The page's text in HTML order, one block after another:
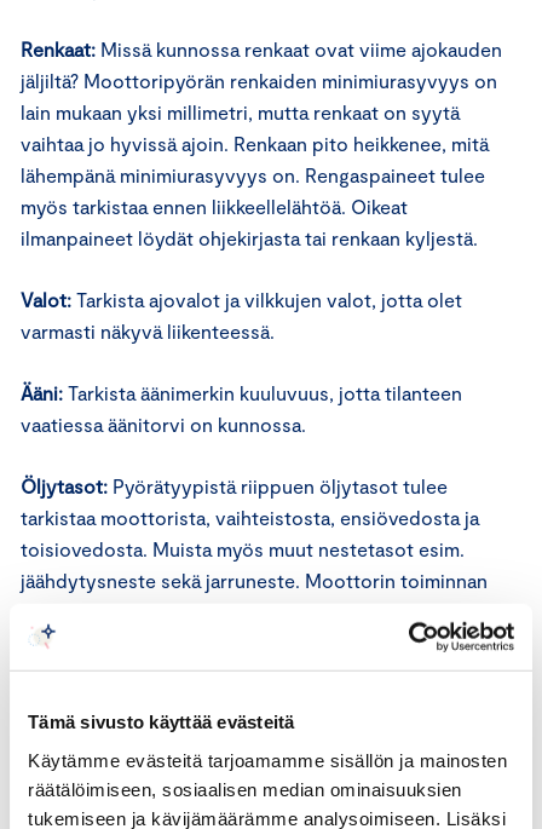
Tämä sivusto käyttää evästeitä
Käytämme evästeitä tarjoamamme sisällön ja mainosten
räätälöimiseen, sosiaalisen median ominaisuuksien
tukemiseen ja kävijämäärämme analysoimiseen. Lisäksi
Renkaat: Missä kunnossa renkaat ovat viime ajokauden
jäljiltä? Moottoripyörän renkaiden minimiurasyvyys on
lain mukaan yksi millimetri, mutta renkaat on syytä
vaihtaa jo hyvissä ajoin. Renkaan pito heikkenee, mitä
lähempänä minimiurasyvyys on. Rengaspaineet tulee
myös tarkistaa ennen liikkeellelähtöä. Oikeat
ilmanpaineet löydät ohjekirjasta tai renkaan kyljestä.
Valot: Tarkista ajovalot ja vilkkujen valot, jotta olet
varmasti näkyvä liikenteessä.
Ääni: Tarkista äänimerkin kuuluvuus, jotta tilanteen
vaatiessa äänitorvi on kunnossa.
Öljytasot: Pyörätyypistä riippuen öljytasot tulee
tarkistaa moottorista, vaihteistosta, ensiövedosta ja
toisiovedosta. Muista myös muut nestetasot esim.
jäähdytysneste sekä jarruneste. Moottorin toiminnan
jos nämä eivät ole kunnossa, voi tulla yllättäviä ja
kalliitakin remontteja.
Summa muistuttaa, että ennen liikenteeseen lähtöä on
hyvä olla tarkastettuna ja tehtynä myös mahdollisten
hihnojen sekä ketjujen kireys, metallipintojen suoja-